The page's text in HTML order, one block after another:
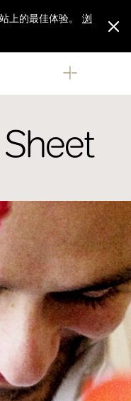
浏
上的最佳体验。
浏